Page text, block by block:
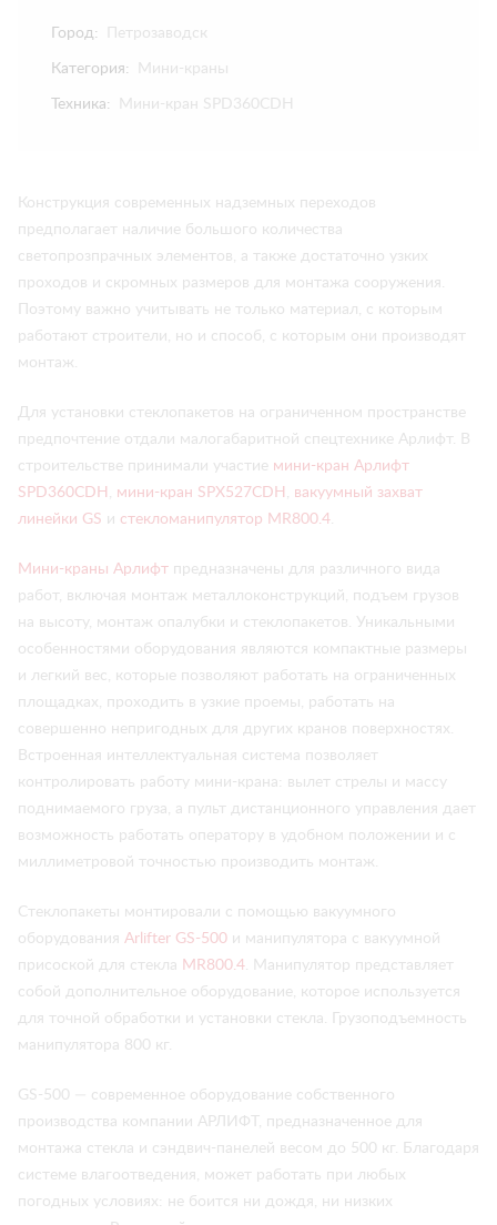
Город: Петрозаводск
Категория: Мини-краны
Техника: Мини-кран SPD360CDH
Конструкция современных надземных переходов
предполагает наличие большого количества
светопрозпрачных элементов, а также достаточно узких
проходов и скромных размеров для монтажа сооружения.
Поэтому важно учитывать не только материал, с которым
работают строители, но и способ, с которым они производят
монтаж.
Для установки стеклопакетов на ограниченном пространстве
предпочтение отдали малогабаритной спецтехнике Арлифт. В
строительстве принимали участие мини-кран Арлифт
SPD360CDH , мини-кран SPX527CDH , вакуумный захват
линейки GS и стекломанипулятор MR800.4.
Мини-краны Арлифт предназначены для различного вида
работ, включая монтаж металлоконструкций, подъем грузов
на высоту, монтаж опалубки и стеклопакетов. Уникальными
особенностями оборудования являются компактные размеры
и легкий вес, которые позволяют работать на ограниченных
площадках, проходить в узкие проемы, работать на
совершенно непригодных для других кранов поверхностях.
Встроенная интеллектуальная система позволяет
контролировать работу мини-крана: вылет стрелы и массу
поднимаемого груза, а пульт дистанционного управления дает
возможность работать оператору в удобном положении и с
миллиметровой точностью производить монтаж.
Стеклопакеты монтировали с помощью вакуумного
оборудования Arlifter GS-500 и манипулятора с вакуумной
присоской для стекла MR800.4. Манипулятор представляет
собой дополнительное оборудование, которое используется
для точной обработки и установки стекла. Грузоподъемность
манипулятора 800 кг.
GS-500 — современное оборудование собственного
производства компании АРЛИФТ, предназначенное для
монтажа стекла и сэндвич-панелей весом до 500 кг. Благодаря
системе влагоотведения, может работать при любых
погодных условиях: не боится ни дождя, ни низких